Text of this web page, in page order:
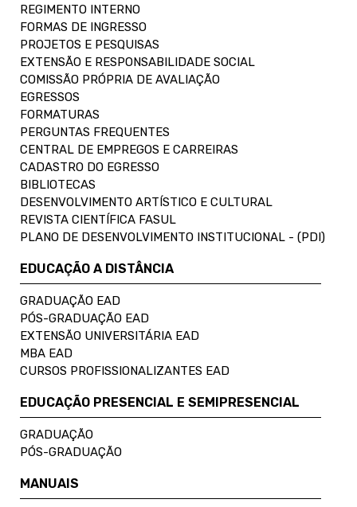
REGIMENTO INTERNO
FORMAS DE INGRESSO
PROJETOS E PESQUISAS
EXTENSÃO E RESPONSABILIDADE SOCIAL
COMISSÃO PRÓPRIA DE AVALIAÇÃO
EGRESSOS
FORMATURAS
PERGUNTAS FREQUENTES
CENTRAL DE EMPREGOS E CARREIRAS
CADASTRO DO EGRESSO
BIBLIOTECAS
DESENVOLVIMENTO ARTÍSTICO E CULTURAL
REVISTA CIENTÍFICA FASUL
PLANO DE DESENVOLVIMENTO INSTITUCIONAL - (PDI)
EDUCAÇÃO A DISTÂNCIA
GRADUAÇÃO EAD
PÓS-GRADUAÇÃO EAD
EXTENSÃO UNIVERSITÁRIA EAD
MBA EAD
CURSOS PROFISSIONALIZANTES EAD
EDUCAÇÃO PRESENCIAL E SEMIPRESENCIAL
GRADUAÇÃO
PÓS-GRADUAÇÃO
MANUAIS